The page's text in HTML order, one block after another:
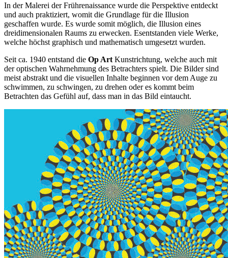
In der Malerei der Frührenaissance wurde die Perspektive entdeckt
und auch praktiziert, womit die Grundlage für die Illusion
geschaffen wurde. Es wurde somit möglich, die Illusion eines
dreidimensionalen Raums zu erwecken. Esentstanden viele Werke,
welche höchst graphisch und mathematisch umgesetzt wurden.
Seit ca. 1940 entstand die Op Art Kunstrichtung, welche auch mit
der optischen Wahrnehmung des Betrachters spielt. Die Bilder sind
meist abstrakt und die visuellen Inhalte beginnen vor dem Auge zu
schwimmen, zu schwingen, zu drehen oder es kommt beim
Betrachten das Gefühl auf, dass man in das Bild eintaucht.